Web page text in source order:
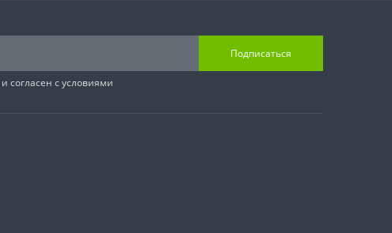
Подписаться
и согласен с условиями